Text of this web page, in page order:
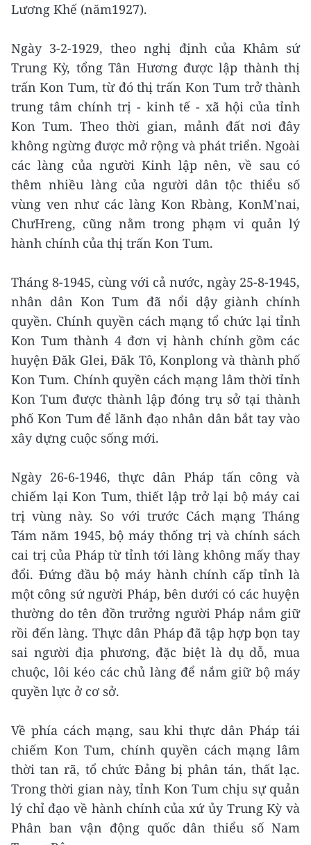
Lương Khế (năm1927).
Ngày 3-2-1929, theo nghị định của Khâm sứ
Trung Kỳ, tổng Tân Hương được lập thành thị
trấn Kon Tum, từ đó thị trấn Kon Tum trở thành
trung tâm chính trị - kinh tế - xã hội của tỉnh
Kon Tum. Theo thời gian, mảnh đất nơi đây
không ngừng được mở rộng và phát triển. Ngoài
các làng của người Kinh lập nên, về sau có
thêm nhiều làng của người dân tộc thiểu số
vùng ven như các làng Kon Rbàng, KonM'nai,
ChưHreng, cũng nằm trong phạm vi quản lý
hành chính của thị trấn Kon Tum.
Tháng 8-1945, cùng với cả nước, ngày 25-8-1945,
nhân dân Kon Tum đã nổi dậy giành chính
quyền. Chính quyền cách mạng tổ chức lại tỉnh
Kon Tum thành 4 đơn vị hành chính gồm các
huyện Đăk Glei, Đăk Tô, Konplong và thành phố
Kon Tum. Chính quyền cách mạng lâm thời tỉnh
Kon Tum được thành lập đóng trụ sở tại thành
phố Kon Tum để lãnh đạo nhân dân bắt tay vào
xây dựng cuộc sống mới.
Ngày 26-6-1946, thực dân Pháp tấn công và
chiếm lại Kon Tum, thiết lập trở lại bộ máy cai
trị vùng này. So với trước Cách mạng Tháng
Tám năm 1945, bộ máy thống trị và chính sách
cai trị của Pháp từ tỉnh tới làng không mấy thay
đổi. Đứng đầu bộ máy hành chính cấp tỉnh là
một công sứ người Pháp, bên dưới có các huyện
thường do tên đồn trưởng người Pháp nắm giữ
rồi đến làng. Thực dân Pháp đã tập hợp bọn tay
sai người địa phương, đặc biệt là dụ dỗ, mua
chuộc, lôi kéo các chủ làng để nắm giữ bộ máy
quyền lực ở cơ sở.
Về phía cách mạng, sau khi thực dân Pháp tái
chiếm Kon Tum, chính quyền cách mạng lâm
thời tan rã, tổ chức Đảng bị phân tán, thất lạc.
Trong thời gian này, tỉnh Kon Tum chịu sự quản
lý chỉ đạo về hành chính của xứ ủy Trung Kỳ và
Phân ban vận động quốc dân thiểu số Nam